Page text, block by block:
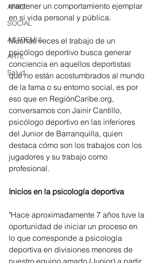
AFRO
SOCIAL
ACADEMIA
ARTE
Salud
mantener un comportamiento ejemplar
en si vida personal y pública.
Muchas veces el trabajo de un
psicólogo deportivo busca generar
conciencia en aquellos deportistas
que no están acostumbrados al mundo
de la fama o su entorno social, es por
eso que en RegiónCaribe.org,
conversamos con Jainir Cantillo,
psicólogo deportivo en las inferiores
del Junior de Barranquilla, quien
destaca cómo son los trabajos con los
jugadores y su trabajo como
profesional.
Inicios en la psicología deportiva
"Hace aproximadamente 7 años tuve la
oportunidad de iniciar un proceso en
lo que corresponde a psicología
deportiva en divisiones menores de